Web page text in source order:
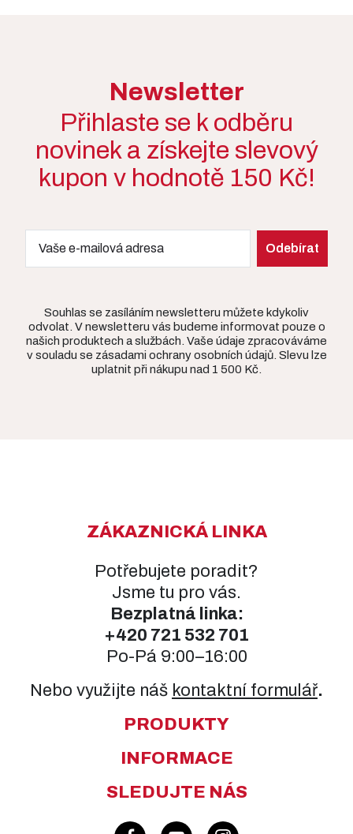
Newsletter
Přihlaste se k odběru
novinek a získejte slevový
kupon v hodnotě 150 Kč!
Souhlas se zasíláním newsletteru můžete kdykoliv
odvolat. V newsletteru vás budeme informovat pouze o
našich produktech a službách. Vaše údaje zpracováváme
v souladu se zásadami ochrany osobních údajů. Slevu lze
uplatnit při nákupu nad 1 500 Kč.
ZÁKAZNICKÁ LINKA
Potřebujete poradit?
Jsme tu pro vás.
Bezplatná linka:
+420 721 532 701
Po-Pá 9:00–16:00
Nebo využijte náš kontaktní formulář.
PRODUKTY
INFORMACE
SLEDUJTE NÁS